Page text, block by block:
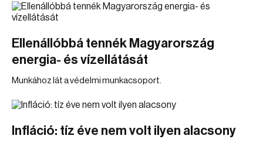
Ellenállóbbá tennék Magyarország
energia- és vízellátását
Munkához lát a védelmi munkacsoport.
Infláció: tíz éve nem volt ilyen alacsony